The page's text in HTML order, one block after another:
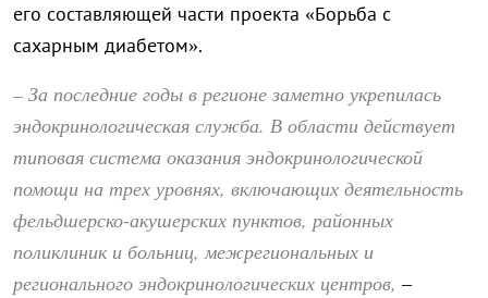
его составляющей части проекта «Борьба с
сахарным диабетом».
– За последние годы в регионе заметно укрепилась
эндокринологическая служба. В области действует
типовая система оказания эндокринологической
помощи на трех уровнях, включающих деятельность
фельдшерско-акушерских пунктов, районных
поликлиник и больниц, межрегиональных и
регионального эндокринологических центров, –